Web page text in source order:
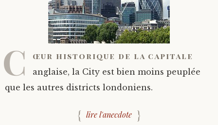
C œur historique de la capitale
anglaise, la City est bien moins peuplée
que les autres districts londoniens.
lire l'anecdote